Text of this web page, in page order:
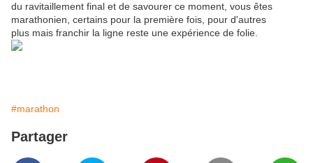
du ravitaillement final et de savourer ce moment, vous êtes
marathonien, certains pour la première fois, pour d'autres
plus mais franchir la ligne reste une expérience de folie.
#marathon
Partager